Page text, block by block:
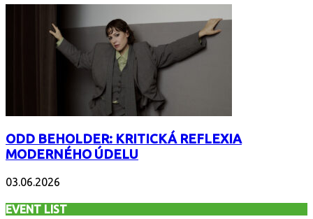
ODD BEHOLDER: KRITICKÁ REFLEXIA
MODERNÉHO ÚDELU
03.06.2026
EVENT LIST